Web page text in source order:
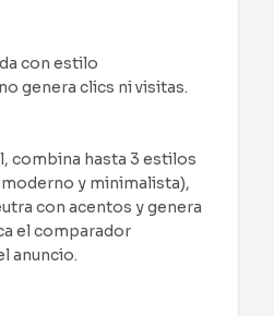
con estilo
genera clics ni visitas.
combina hasta 3 estilos
y minimalista),
con acentos y genera
el comparador
anuncio.